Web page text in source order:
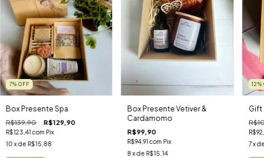
7% OFF
Box Presente Spa
R$139,90 R$129,90
R$123,41com Pix
10 x de R$15,88
Box Presente Vetiver &
Cardamomo
R$99,90
R$94,91com Pix
8 x de R$15,14
12%
Gift
7 x